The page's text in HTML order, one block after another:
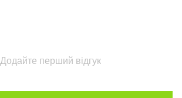
Додайте перший відгук